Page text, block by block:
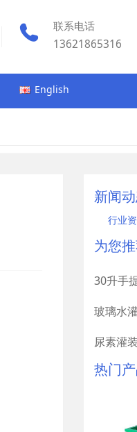
联系电话
13621865316
English
新闻
行业
为您
30升手
玻璃水
尿素灌
热门